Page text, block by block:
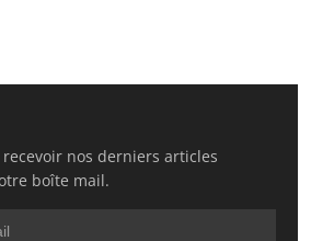
nos derniers articles
boîte mail.